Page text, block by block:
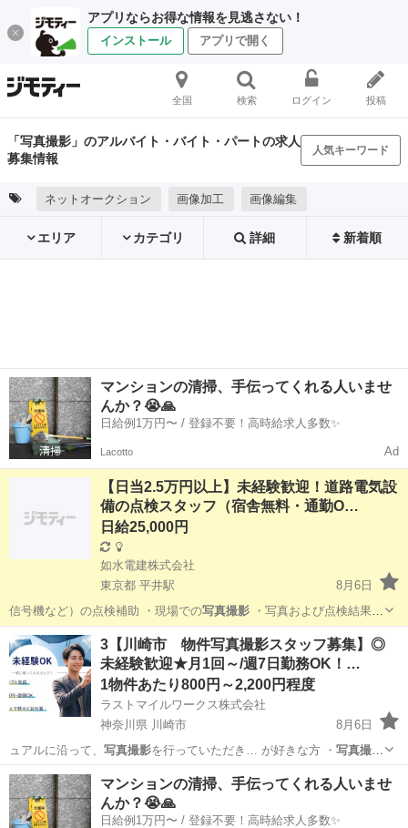
アプリならお得な情報を見逃さない！
インストール アプリで開く
全国 検索 ログイン 投稿
「写真撮影」のアルバイト・バイト・パートの求人
募集情報
人気キーワード
ネットオークション 画像加工 画像編集
エリア カテゴリ 詳細 新着順
マンションの清掃、手伝ってくれる人いませ
んか？😭🙏
日給例1万円〜 / 登録不要！高時給求人多数✨
Lacotto Ad
【日当2.5万円以上】未経験歓迎！道路電気設
備の点検スタッフ（宿舎無料・通勤O…
日給25,000円
如水電建株式会社
東京都 平井駅
8月6日
信号機など）の点検補助 ・現場での写真撮影・写真および点検結果の
記録・整理…
東京 江戸川区 平井駅 その他
3【川崎市 物件写真撮影スタッフ募集】◎
未経験歓迎★月1回～/週7日勤務OK！…
1物件あたり800円～2,200円程度
ラストマイルワークス株式会社
神奈川県 川崎市
8月6日
ュアルに沿って、 写真撮影を行っていただき… が好きな方 ・ 写真撮影
が好きな方 …
神奈川 川崎市 スタッフ
マンションの清掃、手伝ってくれる人いませ
んか？😭🙏
日給例1万円〜 / 登録不要！高時給求人多数✨